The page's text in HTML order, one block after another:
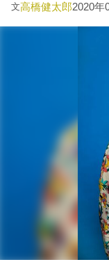
文高橋健太郎2020年